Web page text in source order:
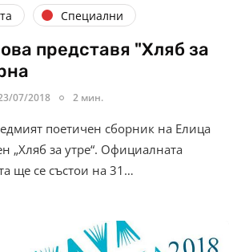
Специални
представя "Хляб за
07/2018 2 мин.
поетичен сборник на Елица
„Хляб за утре“. Официалната
ще се състои на 31…